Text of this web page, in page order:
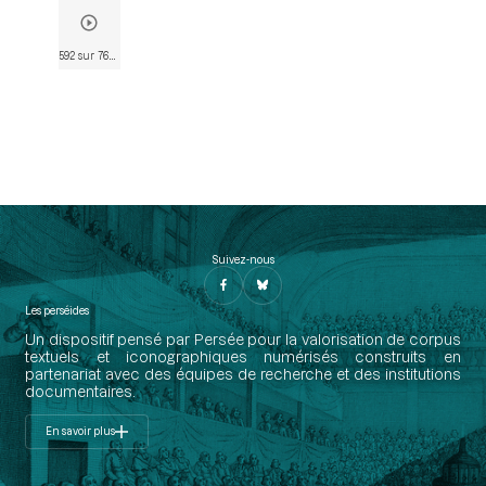
Suivez-nous
Les perséides
Un dispositif pensé par Persée pour la valorisation de corpus
textuels et iconographiques numérisés construits en
partenariat avec des équipes de recherche et des institutions
documentaires.
En savoir plus